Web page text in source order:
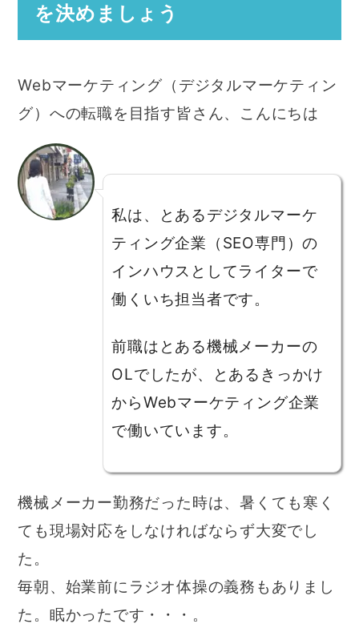
を決めましょう
Webマーケティング（デジタルマーケティン
グ）への転職を目指す皆さん、こんにちは
私は、とあるデジタルマーケ
ティング企業（SEO専門）の
インハウスとしてライターで
働くいち担当者です。
前職はとある機械メーカーの
OLでしたが、とあるきっかけ
からWebマーケティング企業
で働いています。
機械メーカー勤務だった時は、暑くても寒く
ても現場対応をしなければならず大変でし
た。
毎朝、始業前にラジオ体操の義務もありまし
た。眠かったです・・・。